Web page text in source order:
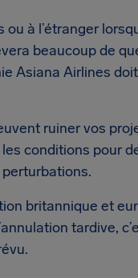
à l’étranger
beaucoup de
Asiana Airlines
ruiner vos
conditions pour
britannique et
tardive,